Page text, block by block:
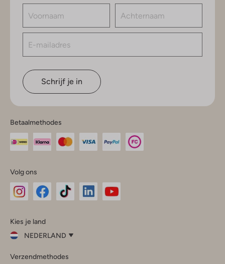
Schrijf je in
Betaalmethodes
Volg ons
InstagramFacebook
Kies je land
NEDERLAND
je
Verzendmethodes